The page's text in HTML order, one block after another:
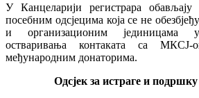
У Канцеларији регистрара
посебним одсјецима која се не
и организационим јединицама
остваривања контаката са
међународним донаторима.
Одсјек за истраге и